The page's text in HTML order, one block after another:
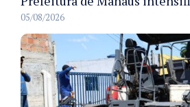
05/08/2026